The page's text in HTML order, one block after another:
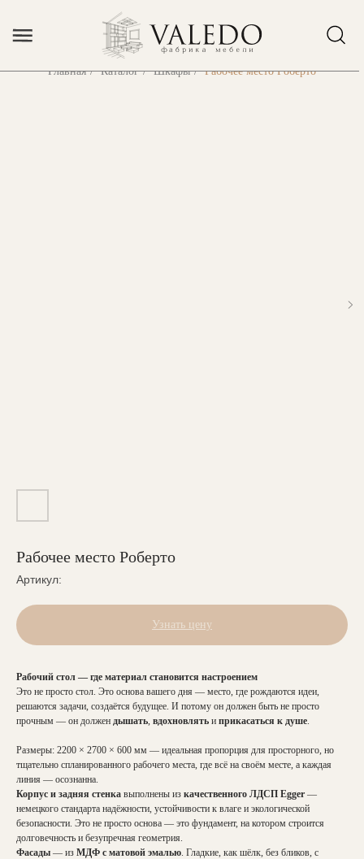
Главная / Каталог / Шкафы / Рабочее место Роберто
Рабочее место Роберто
Артикул:
Узнать цену
Рабочий стол — где материал становится настроением
Это не просто стол. Это основа вашего дня — место, где рождаются идеи,
решаются задачи, создаётся будущее. И потому он должен быть не просто
прочным — он должен дышать, вдохновлять и прикасаться к душе.
Размеры: 2200 × 2700 × 600 мм — идеальная пропорция для просторного, но
тщательно спланированного рабочего места, где всё на своём месте, а каждая
линия — осознанна.
Корпус и задняя стенка выполнены из качественного ЛДСП Egger —
немецкого стандарта надёжности, устойчивости к влаге и экологической
безопасности. Это не просто основа — это фундамент, на котором строится
долговечность и безупречная геометрия.
Фасады — из МДФ с матовой эмалью. Гладкие, как шёлк, без бликов, с